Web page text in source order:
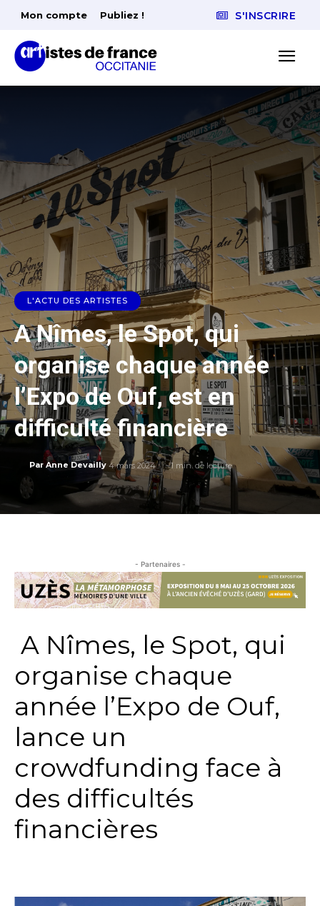
Mon compte Publiez ! S'INSCRIRE
L'ACTU DES ARTISTES
A Nîmes, le Spot, qui
organise chaque année
l’Expo de Ouf, est en
difficulté financière
Par Anne Devailly 4 mars 2024 1 min. de lecture
- Partenaires -
A Nîmes, le Spot, qui
organise chaque
année l’Expo de Ouf,
lance un
crowdfunding face à
des difficultés
financières